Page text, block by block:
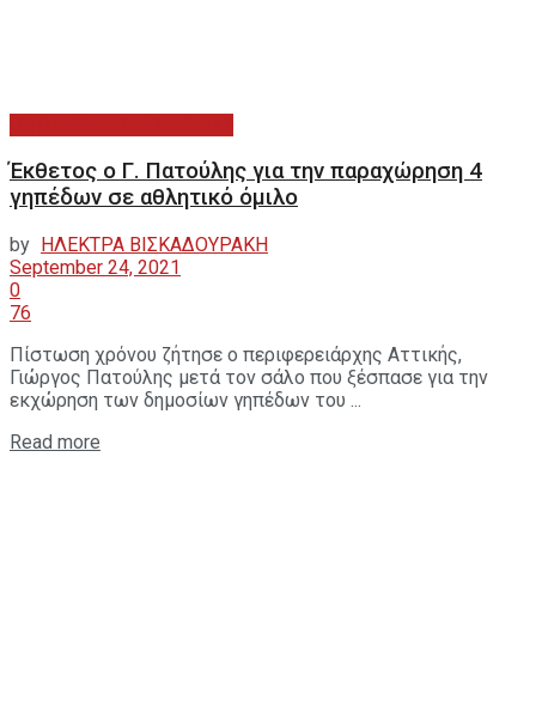
Έκθετος ο Γ. Πατούλης για την παραχώρηση 4
γηπέδων σε αθλητικό όμιλο
by
ΗΛΕΚΤΡΑ ΒΙΣΚΑΔΟΥΡΑΚΗ
September 24, 2021
0
76
Πίστωση χρόνου ζήτησε ο περιφερειάρχης Αττικής,
Γιώργος Πατούλης μετά τον σάλο που ξέσπασε για την
εκχώρηση των δημοσίων γηπέδων του ...
Read more